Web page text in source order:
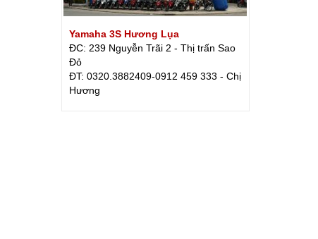
Yamaha 3S Hương Lụa
ĐC: 239 Nguyễn Trãi 2 - Thị trấn Sao
Đỏ
ÐT: 0320.3882409-0912 459 333 - Chị
Hương